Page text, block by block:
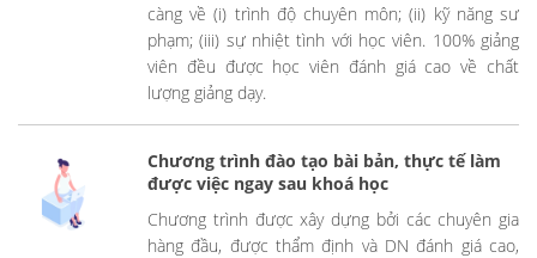
càng về (i) trình độ chuyên môn; (ii) kỹ năng sư
phạm; (iii) sự nhiệt tình với học viên. 100% giảng
viên đều được học viên đánh giá cao về chất
lượng giảng dạy.
Chương trình đào tạo bài bản, thực tế làm
được việc ngay sau khoá học
Chương trình được xây dựng bởi các chuyên gia
hàng đầu, được thẩm định và DN đánh giá cao,